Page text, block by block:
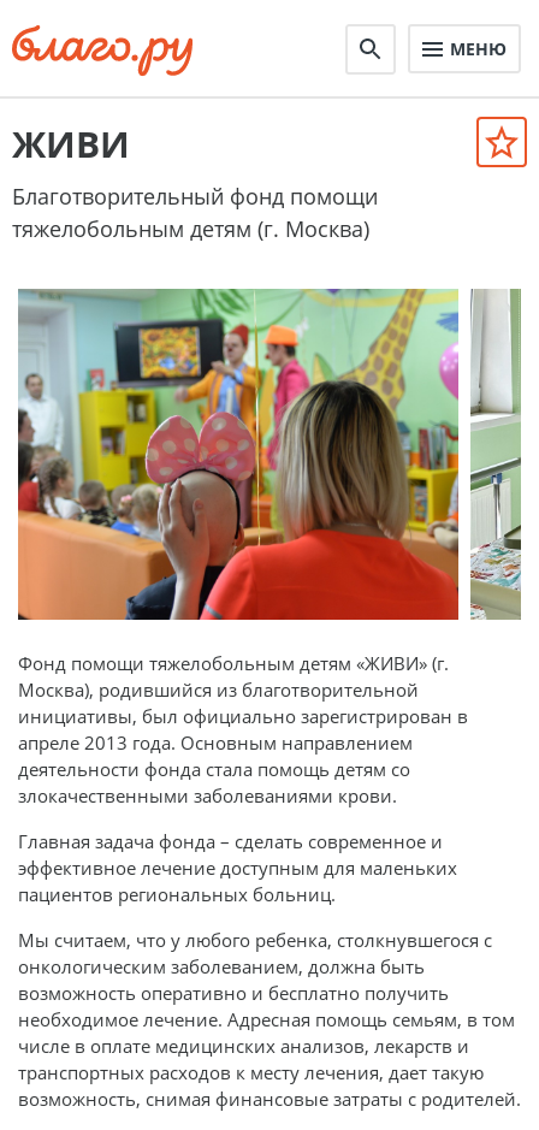
МЕНЮ
ЖИВИ
Благотворительный фонд помощи
тяжелобольным детям (г. Москва)
Фонд помощи тяжелобольным детям «ЖИВИ» (г.
Москва), родившийся из благотворительной
инициативы, был официально зарегистрирован в
апреле 2013 года. Основным направлением
деятельности фонда стала помощь детям со
злокачественными заболеваниями крови.
Главная задача фонда – сделать современное и
эффективное лечение доступным для маленьких
пациентов региональных больниц.
Мы считаем, что у любого ребенка, столкнувшегося с
онкологическим заболеванием, должна быть
возможность оперативно и бесплатно получить
необходимое лечение. Адресная помощь семьям, в том
числе в оплате медицинских анализов, лекарств и
транспортных расходов к месту лечения, дает такую
возможность, снимая финансовые затраты с родителей.